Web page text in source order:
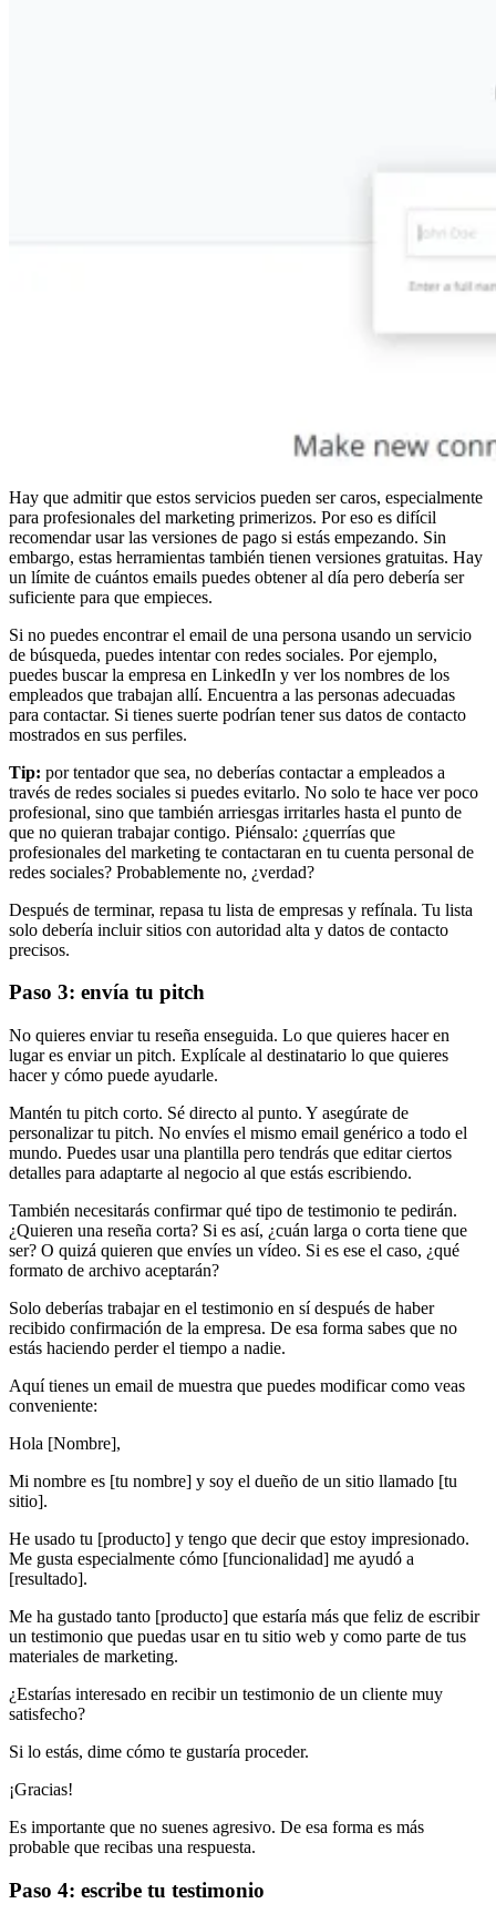
Hay que admitir que estos servicios pueden ser caros, especialmente
para profesionales del marketing primerizos. Por eso es difícil
recomendar usar las versiones de pago si estás empezando. Sin
embargo, estas herramientas también tienen versiones gratuitas. Hay
un límite de cuántos emails puedes obtener al día pero debería ser
suficiente para que empieces.
Si no puedes encontrar el email de una persona usando un servicio
de búsqueda, puedes intentar con redes sociales. Por ejemplo,
puedes buscar la empresa en LinkedIn y ver los nombres de los
empleados que trabajan allí. Encuentra a las personas adecuadas
para contactar. Si tienes suerte podrían tener sus datos de contacto
mostrados en sus perfiles.
Tip: por tentador que sea, no deberías contactar a empleados a
través de redes sociales si puedes evitarlo. No solo te hace ver poco
profesional, sino que también arriesgas irritarles hasta el punto de
que no quieran trabajar contigo. Piénsalo: ¿querrías que
profesionales del marketing te contactaran en tu cuenta personal de
redes sociales? Probablemente no, ¿verdad?
Después de terminar, repasa tu lista de empresas y refínala. Tu lista
solo debería incluir sitios con autoridad alta y datos de contacto
precisos.
Paso 3: envía tu pitch
No quieres enviar tu reseña enseguida. Lo que quieres hacer en
lugar es enviar un pitch. Explícale al destinatario lo que quieres
hacer y cómo puede ayudarle.
Mantén tu pitch corto. Sé directo al punto. Y asegúrate de
personalizar tu pitch. No envíes el mismo email genérico a todo el
mundo. Puedes usar una plantilla pero tendrás que editar ciertos
detalles para adaptarte al negocio al que estás escribiendo.
También necesitarás confirmar qué tipo de testimonio te pedirán.
¿Quieren una reseña corta? Si es así, ¿cuán larga o corta tiene que
ser? O quizá quieren que envíes un vídeo. Si es ese el caso, ¿qué
formato de archivo aceptarán?
Solo deberías trabajar en el testimonio en sí después de haber
recibido confirmación de la empresa. De esa forma sabes que no
estás haciendo perder el tiempo a nadie.
Aquí tienes un email de muestra que puedes modificar como veas
conveniente:
Hola [Nombre],
Mi nombre es [tu nombre] y soy el dueño de un sitio llamado [tu
sitio].
He usado tu [producto] y tengo que decir que estoy impresionado.
Me gusta especialmente cómo [funcionalidad] me ayudó a
[resultado].
Me ha gustado tanto [producto] que estaría más que feliz de escribir
un testimonio que puedas usar en tu sitio web y como parte de tus
materiales de marketing.
¿Estarías interesado en recibir un testimonio de un cliente muy
satisfecho?
Si lo estás, dime cómo te gustaría proceder.
¡Gracias!
Es importante que no suenes agresivo. De esa forma es más
probable que recibas una respuesta.
Paso 4: escribe tu testimonio